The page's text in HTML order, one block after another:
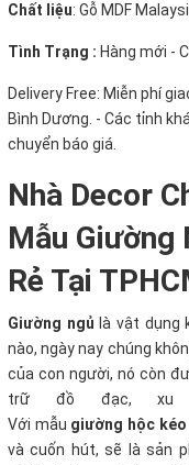
Chất liệu: Gỗ MDF
Tình Trạng : Hàng mới -
Delivery Free: Miễn phí
Bình Dương. - Các tỉnh
chuyển báo giá.
Nhà Decor
Mẫu Giường
Rẻ Tại
Giường ngủ là vật dụng
nào, ngày nay chúng
của con người, nó còn
trữ đồ đạc, xu
Với mẫu giường hộc kéo
và cuốn hút, sẽ là sản